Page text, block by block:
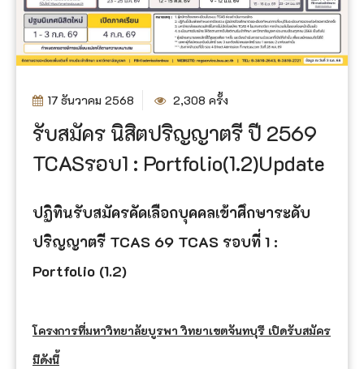
17 ธันวาคม 2568 2,308 ครั้ง
รับสมัคร นิสิตปริญญาตรี ปี 2569
TCASรอบ1 : Portfolio(1.2)Update
ปฏิทินรับสมัครคัดเลือกบุคคลเข้าศึกษาระดับ
ปริญญาตรี TCAS 69 TCAS รอบที่ 1 :
Portfolio (1.2)
โครงการที่มหาวิทยาลัยบูรพา วิทยาเขตจันทบุรี เปิดรับสมัคร
มีดังนี้